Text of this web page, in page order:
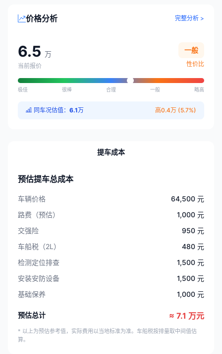
价格分析 完整分析 >
6.5 万
当前报价
一般
性价比
极佳 很棒 合理 一般 略高
同车况估值： 6.1万 高0.4万 (5.7%)
提车成本
预估提车总成本
车辆价格
64,500 元
路费（预估）
1,000 元
交强险
950 元
车船税（2L）
480 元
检测定位排查
1,500 元
安装安防设备
1,500 元
基础保养
1,000 元
预估总计 ≈ 7.1 万元
* 以上为预估参考值，实际费用以当地标准为准。车船税按排量取中间值估
算。